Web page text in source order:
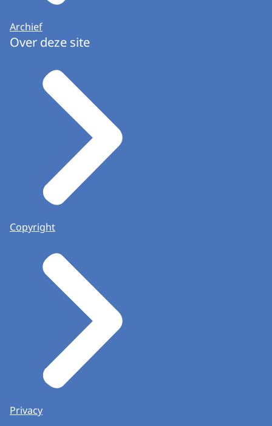
Archief
Over deze site
Copyright
Privacy